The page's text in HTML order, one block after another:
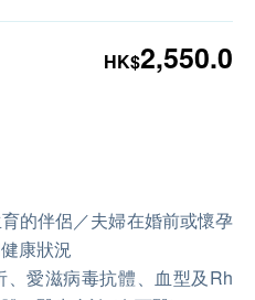
HK$2,550.0
的伴侶／夫婦在婚前或懷孕
康狀況
愛滋病毒抗體、血型及Rh